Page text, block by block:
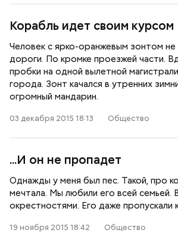
Корабль идет своим курсом
Человек с ярко-оранжевым зонтом
дороги. По кромке проезжей части.
пробки на одной вылетной
города. Зонт качался в утренних
огромный мандарин.
03 декабря 2015 18:13 Общество
...И он не пропадет
Однажды у меня был пес. Такой, про
мечтала. Мы любили его всей
окрестностями. Его даже пропускали
19 ноября 2015 18:42 Общество